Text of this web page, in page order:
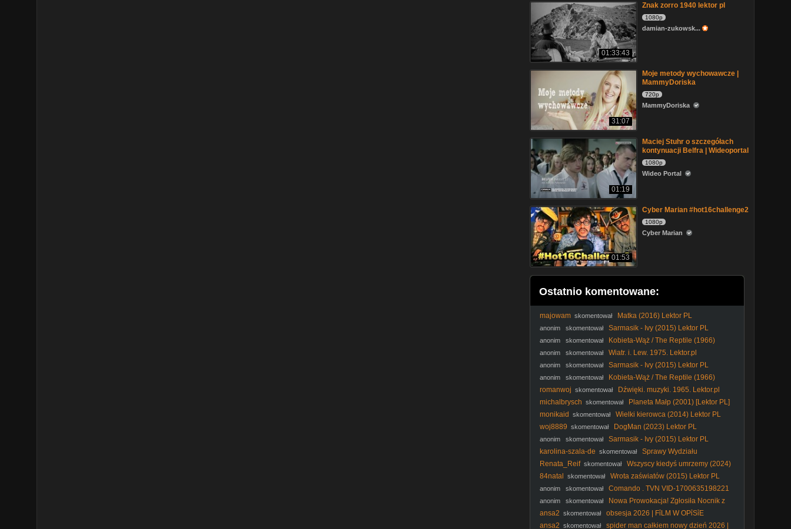
01:33:43
Znak zorro 1940 lektor pl
1080p
damian-zukowsk...
31:07
Moje metody wychowawcze |
MammyDoriska
720p
MammyDoriska
01:19
Maciej Stuhr o szczegółach
kontynuacji Belfra | Wideoportal
1080p
Wideo Portal
01:53
Cyber Marian #hot16challenge2
1080p
Cyber Marian
Ostatnio komentowane:
majowam skomentował Matka (2016) Lektor PL
anonim skomentował Sarmasik - Ivy (2015) Lektor PL
anonim skomentował
Kobieta-Wąż / The Reptile (1966)
[Lektor PL]
anonim skomentował Wiatr. i. Lew. 1975. Lektor.pl
anonim skomentował Sarmasik - Ivy (2015) Lektor PL
anonim skomentował
Kobieta-Wąż / The Reptile (1966)
[Lektor PL]
romanwoj skomentował
Dźwięki. muzyki. 1965. Lektor.pl
michalbrysch skomentował
Planeta Małp (2001) [Lektor PL]
monikaid
skomentował
Wielki kierowca (2014) Lektor PL
woj8889 skomentował DogMan (2023) Lektor PL
anonim skomentował
Sarmasik - Ivy (2015) Lektor PL
karolina-szala-de skomentował
Sprawy Wydziału
Pierwszego S01E10 Lektor PL
Renata_Reif skomentował
Wszyscy kiedyś umrzemy (2024)
Lektor PL
84natal skomentował Wrota zaświatów (2015) Lektor PL
anonim skomentował Comando . TVN VID-1700635198221
anonim skomentował
Nowa Prowokacja! Zgłosiła Nocnik z
Fekaliami Do Odprawy Celnej By Sprowokować Celnika -
ansa2 skomentował
obsesja 2026 | FỉLM W OPỉSỉE
ansa2 skomentował spider man całkiem nowy dzień 2026 |